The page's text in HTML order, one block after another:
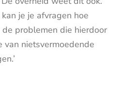
je je afvragen hoe
problemen die hierdoor
van nietsvermoedende